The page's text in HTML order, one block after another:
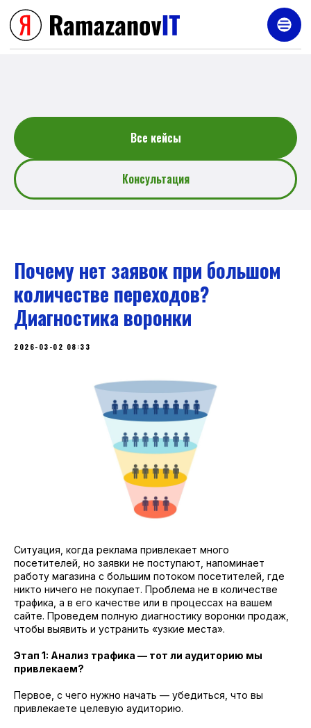
Услуги
Все кейсы
Консультация
Почему нет заявок при большом
количестве переходов?
Диагностика воронки
2026-03-02 08:33
Ситуация, когда реклама привлекает много
посетителей, но заявки не поступают, напоминает
работу магазина с большим потоком посетителей, где
никто ничего не покупает. Проблема не в количестве
трафика, а в его качестве или в процессах на вашем
сайте. Проведем полную диагностику воронки продаж,
чтобы выявить и устранить «узкие места».
Этап 1: Анализ трафика — тот ли аудиторию мы
привлекаем?
Первое, с чего нужно начать — убедиться, что вы
привлекаете целевую аудиторию.